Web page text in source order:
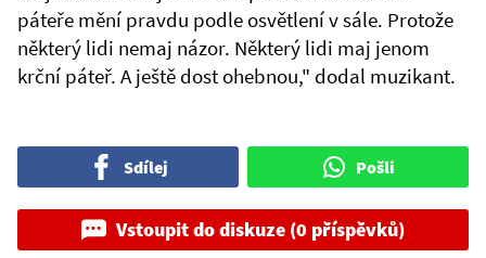
páteře mění pravdu podle osvětlení v sále. Protože
některý lidi nemaj názor. Některý lidi maj jenom
krční páteř. A ještě dost ohebnou," dodal muzikant.
Sdílej Pošli
Vstoupit do diskuze (0 příspěvků)